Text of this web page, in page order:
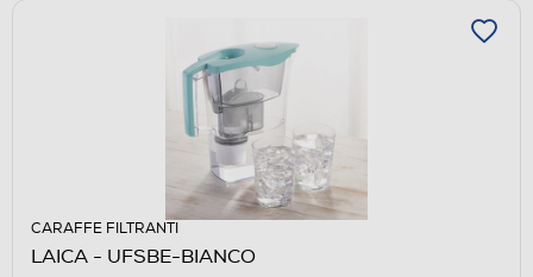
CARAFFE FILTRANTI
LAICA - UFSBE-BIANCO